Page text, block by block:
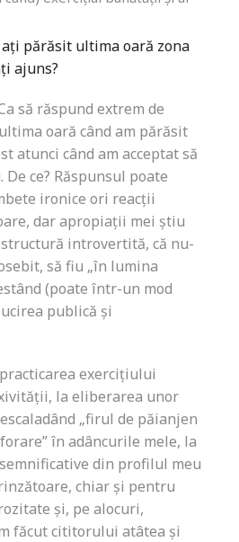
ați părăsit ultima oară zona
ajuns?
să răspund extrem de
oară când am părăsit
atunci când am acceptat să
ce? Răspunsul poate
ironice ori reacții
dar apropiații mei știu
introvertită, că nu-
să fiu „în lumina
(poate într-un mod
publică și
exercițiului
la eliberarea unor
„firul de păianjen
în adâncurile mele, la
din profilul meu
chiar și pentru
și, pe alocuri,
făcut cititorului atâtea și